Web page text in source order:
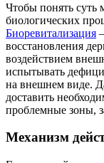
Чтобы понять суть
биологических
Биоревитализация
восстановления
воздействием
испытывать
на внешнем виде.
доставить
проблемные зоны,
Механизм